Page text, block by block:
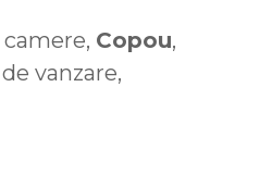
camere, Copou,
vanzare,